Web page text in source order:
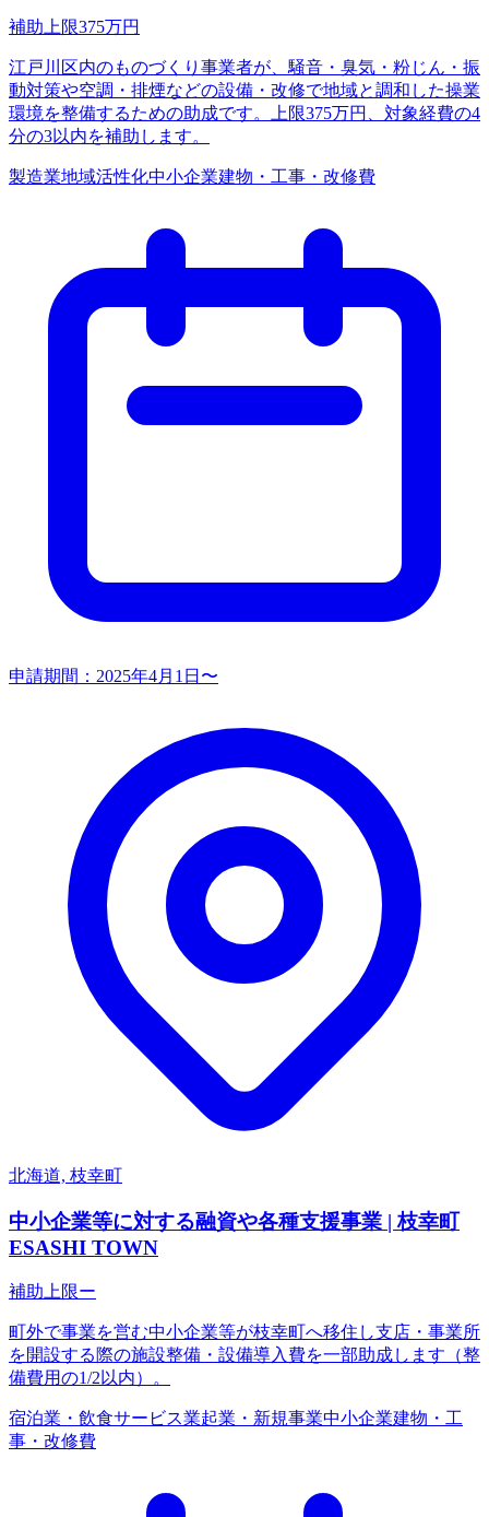
補助上限375万円
江戸川区内のものづくり事業者が、騒音・臭気・粉じん・振
動対策や空調・排煙などの設備・改修で地域と調和した操業
環境を整備するための助成です。上限375万円、対象経費の4
分の3以内を補助します。
製造業地域活性化中小企業建物・工事・改修費
申請期間： 2025年4月1日〜
北海道, 枝幸町
中小企業等に対する融資や各種支援事業 | 枝幸町
ESASHI TOWN
補助上限ー
町外で事業を営む中小企業等が枝幸町へ移住し支店・事業所
を開設する際の施設整備・設備導入費を一部助成します（整
備費用の1/2以内）。
宿泊業・飲食サービス業起業・新規事業中小企業建物・工
事・改修費